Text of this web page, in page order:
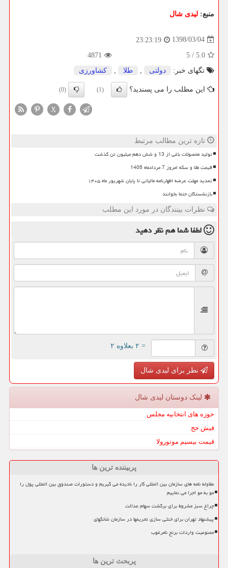
منبع: لیدی شال
1398/03/04
23:23:19
5.0
/
5
4871
تگهای خبر:
دولتی , طلا , كشاورزی
این مطلب را می پسندید؟ (1)
(0)
X
تازه ترین مطالب مرتبط
تولید محصولات باغی از 13 و شش دهم میلیون تن گذشت
قیمت طلا و سکه امروز 7 مردادماه 1405
تمدید مهلت عرضه اظهارنامه مالیاتی تا پایان شهریور ماه ۱۴۰۵
بازنشستگان حتما بخوانند
نظرات بینندگان در مورد این مطلب
لطفا شما همنظر دهید
= ۲ بعلاوه ۲
نظر برای لیدی شال
لینک دوستان لیدی شال
حوزه های انتخابیه مجلس
فیش حج
قیمت بیسیم موتورولا
پربیننده ترین ها
مقاوله نامه های سازمان بین المللی کار را نادیده می گیریم و دستورات صندوق بین المللی پول را
مو به مو اجرا می نماییم
چراغ سبز مشروط برای برگشت سهام عدالت
پیشنهاد تهران برای خنثی سازی تحریمها در سازمان شانگهای
ممنوعیت واردات برنج نامرغوب
پربحث ترین ها